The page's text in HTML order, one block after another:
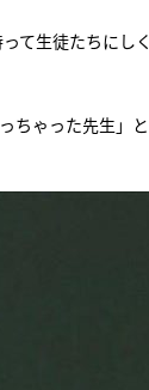
て生徒たちにし
ちゃった先生」
E齋藤樹愛羅＆佐